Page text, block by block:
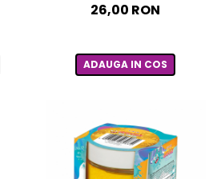
26,00 RON
ADAUGA IN COS